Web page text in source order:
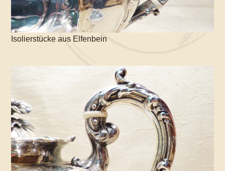
Isolierstücke aus Elfenbein